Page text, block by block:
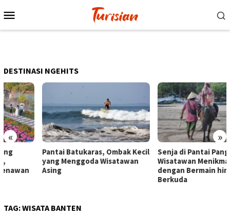
ke
Mobile
DESTINASI NGEHITS
« »
Pantai Batukaras, Ombak Kecil
yang Menggoda Wisatawan
Asing
Senja di Pantai Pangandaran,
Wisatawan Menikmati Sore
dengan Bermain hingga
TAG:WISATA BANTEN